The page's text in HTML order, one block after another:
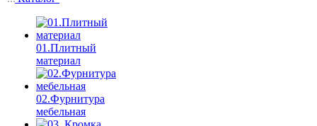
01.Плитный
материал
02.Фурнитура
мебельная